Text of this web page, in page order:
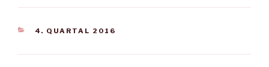
KATEGORIEN
4. QUARTAL 2016